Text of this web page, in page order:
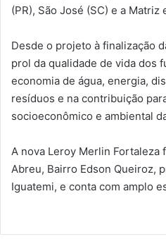
(PR), São José (SC) e a Matriz
Desde o projeto à finalização
prol da qualidade de vida dos
economia de água, energia,
resíduos e na contribuição
socioeconômico e ambiental
A nova Leroy Merlin Fortaleza
Abreu, Bairro Edson Queiroz,
Iguatemi, e conta com amplo